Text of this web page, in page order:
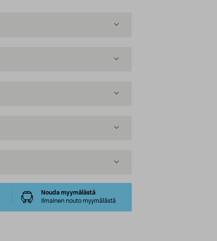
Nouda myymälästä
Ilmainen nouto myymälästä